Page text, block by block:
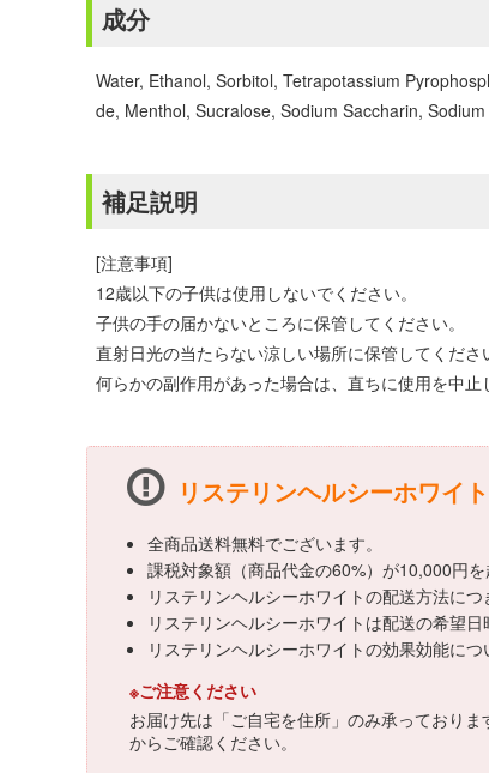
成分
Water, Ethanol, Sorbitol, Tetrapotassium
de, Menthol, Sucralose, Sodium Saccharin,
補足説明
[注意事項]
12歳以下の子供は使用しないでください。
子供の手の届かないところに保管してください。
直射日光の当たらない涼しい場所に保管してくださ
何らかの副作用があった場合は、直ちに使用を中止
リステリンヘルシーホワイ
全商品送料無料でございます。
課税対象額（商品代金の60%）が10,000円
リステリンヘルシーホワイトの配送方法に
リステリンヘルシーホワイトは配送の希望日
リステリンヘルシーホワイトの効果効能に
※ご注意ください
お届け先は「ご自宅を住所」のみ承っており
からご確認ください。